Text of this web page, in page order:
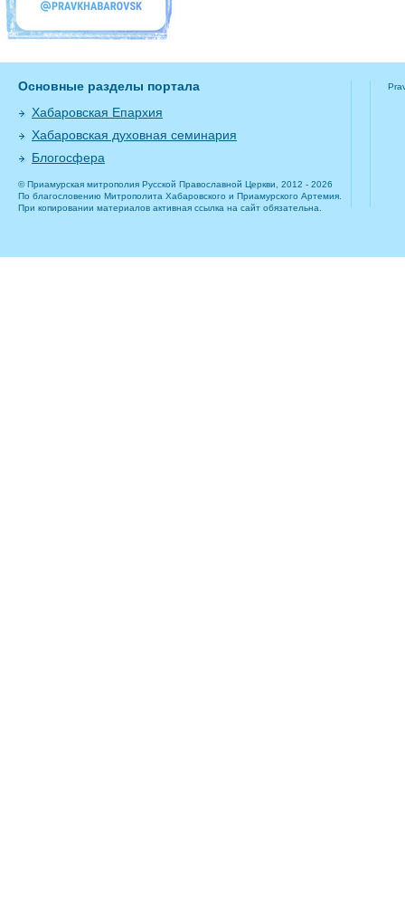
Основные разделы портала
Хабаровская Епархия
Хабаровская духовная семинария
Блогосфера
© Приамурская митрополия Русской Православной Церкви, 2012 - 2026
По благословению Митрополита Хабаровского и Приамурского Артемия.
При копировании материалов активная ссылка на сайт обязательна.